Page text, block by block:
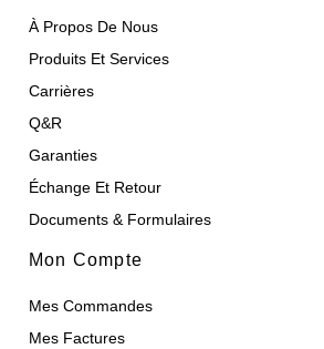
À Propos De Nous
Produits Et Services
Carrières
Q&R
Garanties
Échange Et Retour
Documents & Formulaires
Mon Compte
Mes Commandes
Mes Factures